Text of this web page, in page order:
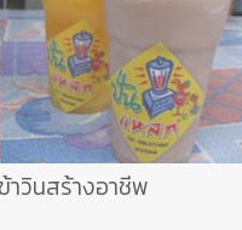
าวินสร้างอาชีพ